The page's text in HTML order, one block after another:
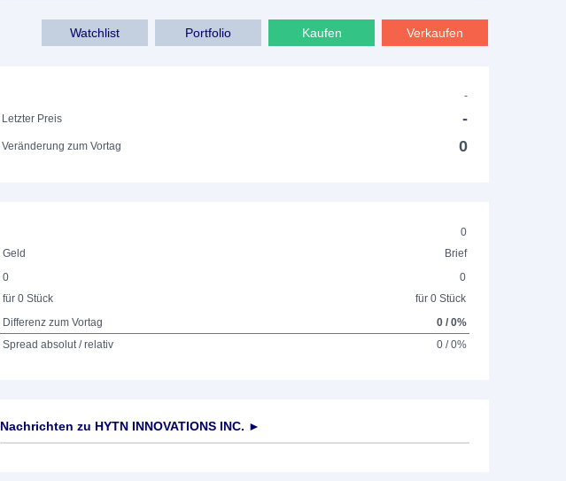
Watchlist Portfolio Kaufen Verkaufen
-
Letzter Preis
-
Veränderung zum Vortag 0
0
Geld
Brief
0
für 0 Stück
0
für 0 Stück
Differenz zum Vortag
0 / 0%
Spread absolut / relativ
0 / 0%
Nachrichten zu HYTN INNOVATIONS INC. ►